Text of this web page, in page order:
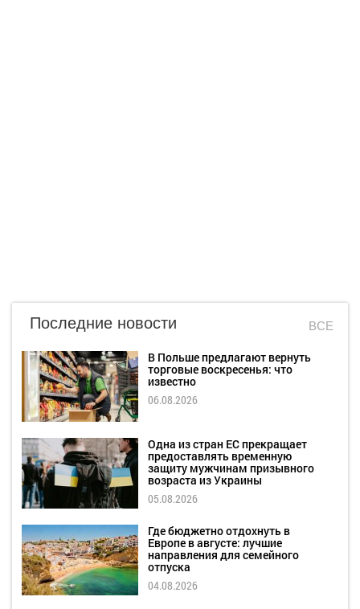
Последние новости ВСЕ
В Польше предлагают вернуть
торговые воскресенья: что
известно
06.08.2026
Одна из стран ЕС прекращает
предоставлять временную
защиту мужчинам призывного
возраста из Украины
05.08.2026
Где бюджетно отдохнуть в
Европе в августе: лучшие
направления для семейного
отпуска
04.08.2026